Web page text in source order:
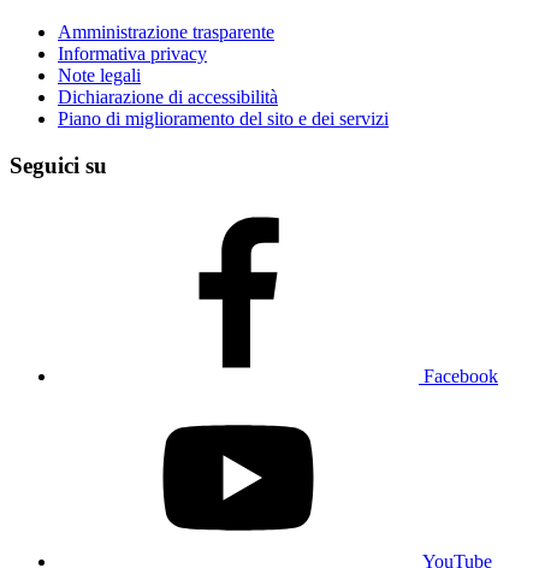
Amministrazione trasparente
Informativa privacy
Note legali
Dichiarazione di accessibilità
Piano di miglioramento del sito e dei servizi
Seguici su
Facebook
YouTube